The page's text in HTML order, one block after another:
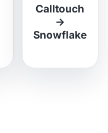
Calltouch
→
Snowflake